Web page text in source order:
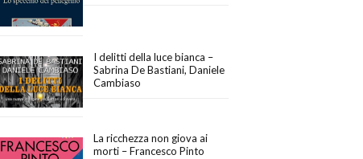
I delitti della luce bianca –
Sabrina De Bastiani, Daniele
Cambiaso
La ricchezza non giova ai
morti – Francesco Pinto